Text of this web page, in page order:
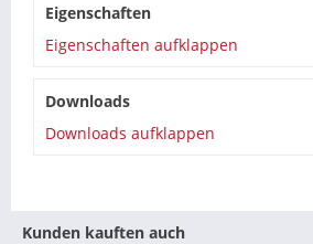
Eigenschaften
Eigenschaften aufklappen
Downloads
Downloads aufklappen
Kunden kauften auch